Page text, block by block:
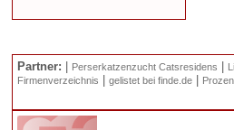
Partner: Perserkatzenzucht Catsresidens
Firmenverzeichnis
gelistet bei finde.de